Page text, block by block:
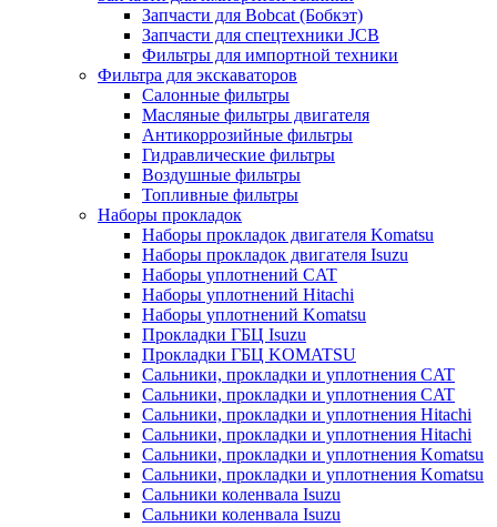
Запчасти для Bobcat (Бобкэт)
Запчасти для спецтехники JCB
Фильтры для импортной техники
Фильтра для экскаваторов
Салонные фильтры
Масляные фильтры двигателя
Антикоррозийные фильтры
Гидравлические фильтры
Воздушные фильтры
Топливные фильтры
Наборы прокладок
Наборы прокладок двигателя Komatsu
Наборы прокладок двигателя Isuzu
Наборы уплотнений CAT
Наборы уплотнений Hitachi
Наборы уплотнений Komatsu
Прокладки ГБЦ Isuzu
Прокладки ГБЦ KOMATSU
Сальники, прокладки и уплотнения CAT
Сальники, прокладки и уплотнения CAT
Сальники, прокладки и уплотнения Hitachi
Сальники, прокладки и уплотнения Hitachi
Сальники, прокладки и уплотнения Komatsu
Сальники, прокладки и уплотнения Komatsu
Сальники коленвала Isuzu
Сальники коленвала Isuzu